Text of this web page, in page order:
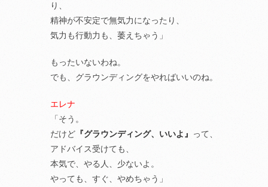
り、
精神が不安定で無気力になったり、
気力も行動力も、萎えちゃう」
もったいないわね。
でも、グラウンディングをやればいいのね。
エレナ
「そう。
だけど 『グラウンディング、いいよ』
って、
アドバイス受けても、
本気で、やる人、少ないよ。
やっても、すぐ、やめちゃう」